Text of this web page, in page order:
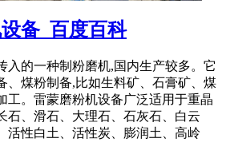
备_百度百科
入的一种制粉磨机,国内生产较多。它
、煤粉制备,比如生料矿、石膏矿、煤
工。雷蒙磨粉机设备广泛适用于重晶
石、滑石、大理石、石灰石、白云
活性白土、活性炭、膨润土、高岭